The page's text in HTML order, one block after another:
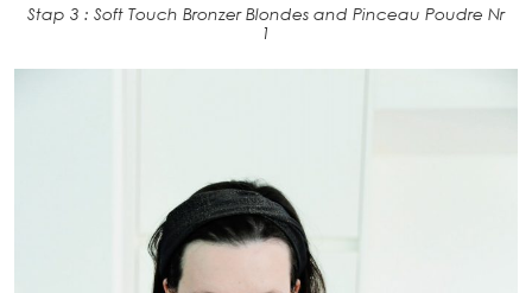
Stap 3 : Soft Touch Bronzer Blondes and Pinceau Poudre Nr
1